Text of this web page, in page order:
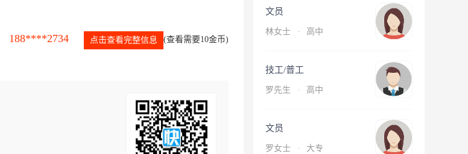
188****2734 点击查看完整信息 (查看需要10金币)
文员
林女士 · 高中
技工/普工
罗先生 · 高中
文员
罗女士 · 大专